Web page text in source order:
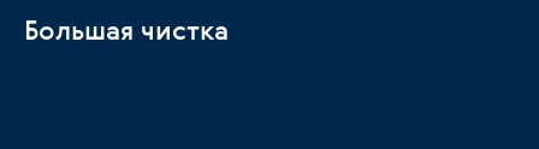
Большая чистка